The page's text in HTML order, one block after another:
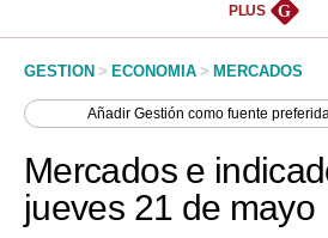
Management & Empleo
Perú
PLUS G
GESTION > ECONOMIA > MERCADOS
AñadirGestión como fuente
Mercados e
jueves 21 de mayo